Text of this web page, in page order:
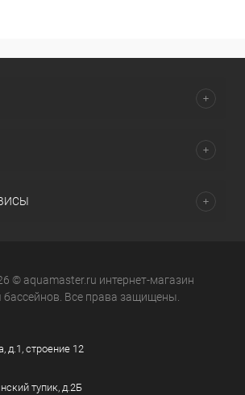
© aquamaster.ru интернет-магазин
Все права защищены.
д.1, строение 12
тупик, д.2Б